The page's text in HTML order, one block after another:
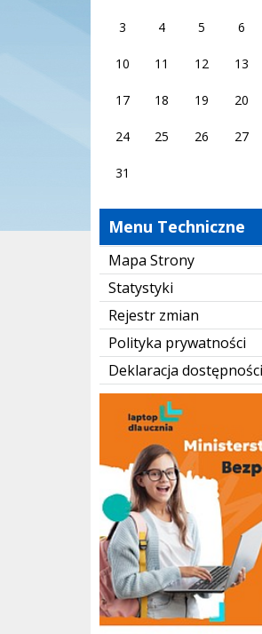
3 4 5 6
10 11 12 13
17 18 19 20
24 25 26 27
31
Menu Techniczne
Mapa Strony
Statystyki
Rejestr zmian
Polityka prywatności
Deklaracja dostępności